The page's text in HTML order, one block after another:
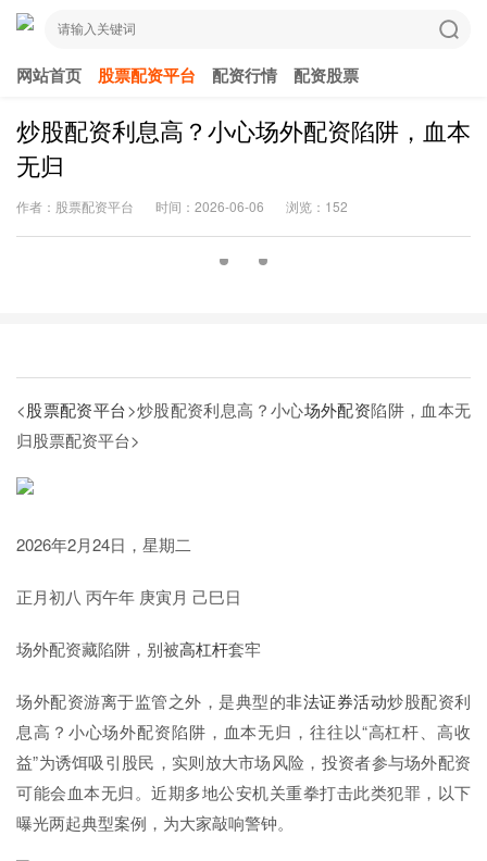
网站首页 股票配资平台 配资行情 配资股票
炒股配资利息高？小心场外配资陷阱，血本
无归
作者：股票配资平台 时间：2026-06-06 浏览：152
<股票配资平台>炒股配资利息高？小心场外配资陷阱，血本无
归股票配资平台>
2026年2月24日，星期二
正月初八 丙午年 庚寅月 己巳日
场外配资藏陷阱，别被高杠杆套牢
场外配资游离于监管之外，是典型的非法证券活动炒股配资利
息高？小心场外配资陷阱，血本无归，往往以“高杠杆、高收
益”为诱饵吸引股民，实则放大市场风险，投资者参与场外配资
可能会血本无归。近期多地公安机关重拳打击此类犯罪，以下
曝光两起典型案例，为大家敲响警钟。